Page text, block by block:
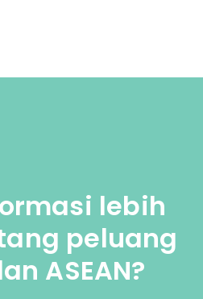
lebih
peluang
ASEAN?